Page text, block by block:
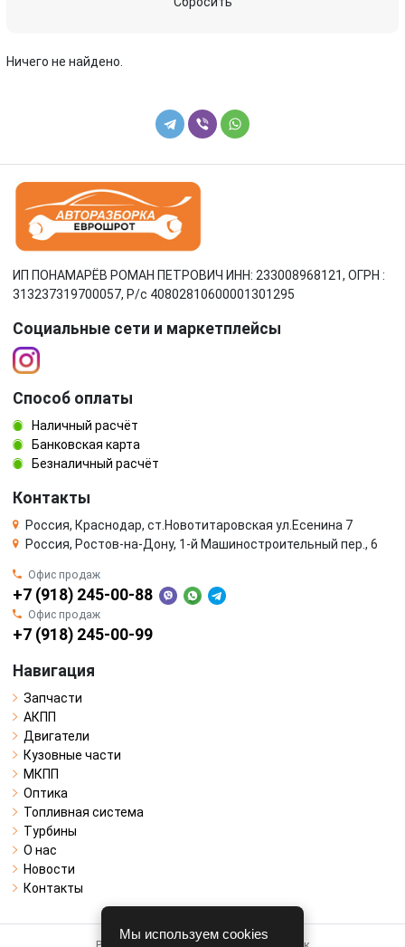
Ничего не найдено.
ИП ПОНАМАРЁВ РОМАН ПЕТРОВИЧ ИНН: 233008968121, ОГРН :
313237319700057, Р/c 40802810600001301295
Социальные сети и маркетплейсы
Способ оплаты
Наличный расчёт
Банковская карта
Безналичный расчёт
Контакты
Россия, Краснодар, ст.Новотитаровская ул.Есенина 7
Россия, Ростов-на-Дону, 1-й Машиностроительный пер., 6
Офис продаж
+7 (918) 245-00-88
Офис продаж
+7 (918) 245-00-99
Навигация
Запчасти
АКПП
Двигатели
Кузовные части
МКПП
Оптика
Топливная система
Турбины
О нас
Новости
Контакты
Мы используем cookies